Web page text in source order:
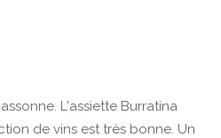
L'assiette Burratina
de vins est très bonne. Un